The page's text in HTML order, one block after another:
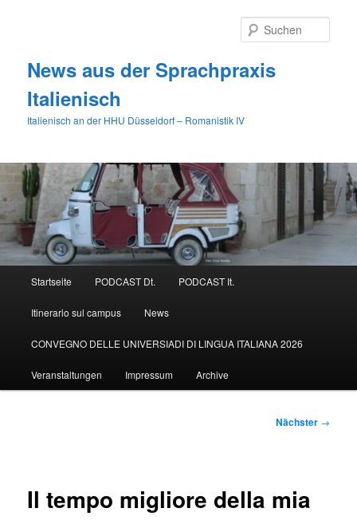
News aus der Sprachpraxis
Italienisch
Italienisch an der HHU Düsseldorf – Romanistik IV
Startseite PODCAST Dt. PODCAST It.
Itinerario sul campus News
CONVEGNO DELLE UNIVERSIADI DI LINGUA ITALIANA 2026
Veranstaltungen Impressum Archive
Nächster →
Il tempo migliore della mia